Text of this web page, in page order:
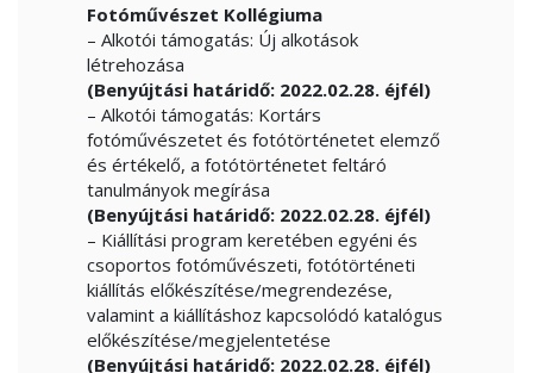
Fotóművészet Kollégiuma
– Alkotói támogatás: Új alkotások
létrehozása
(Benyújtási határidő: 2022.02.28. éjfél)
– Alkotói támogatás: Kortárs
fotóművészetet és fotótörténetet elemző
és értékelő, a fotótörténetet feltáró
tanulmányok megírása
(Benyújtási határidő: 2022.02.28. éjfél)
– Kiállítási program keretében egyéni és
csoportos fotóművészeti, fotótörténeti
kiállítás előkészítése/megrendezése,
valamint a kiállításhoz kapcsolódó katalógus
előkészítése/megjelentetése
(Benyújtási határidő: 2022.02.28. éjfél)